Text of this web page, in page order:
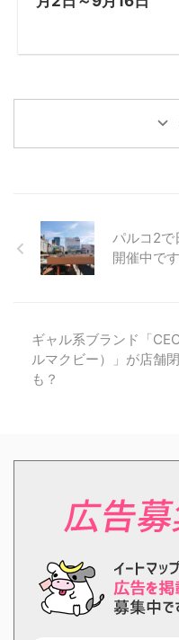
パルコ2で
開催中で
ギャル系ブランド「
ルマクビー）」が店舗
も？